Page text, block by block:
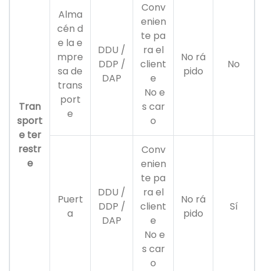
Tran
sport
e ter
restr
e
Alma
cén d
e la e
mpre
sa de
trans
port
e
DDU /
DDP /
DAP
Conv
enien
te pa
ra el
client
e
No e
s car
o
No rá
pido
No
Puert
a
DDU /
DDP /
DAP
Conv
enien
te pa
ra el
client
e
No e
s car
o
No rá
pido
Sí